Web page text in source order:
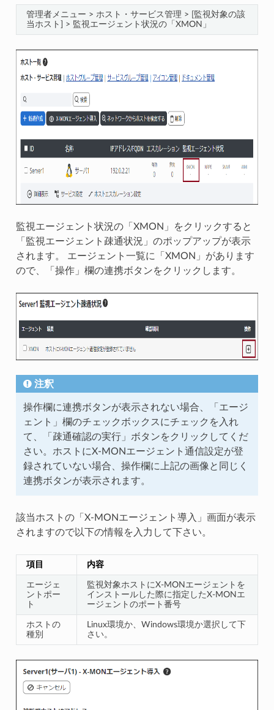
管理者メニュー > ホスト・サービス管理 > [監視対象の該
当ホスト] > 監視エージェント状況の「XMON」
監視エージェント状況の「XMON」をクリックすると
「監視エージェント疎通状況」のポップアップが表示
されます。 エージェント一覧に「XMON」があります
ので、「操作」欄の連携ボタンをクリックします。
注釈
操作欄に連携ボタンが表示されない場合、「エージ
ェント」欄のチェックボックスにチェックを入れ
て、「疎通確認の実行」ボタンをクリックしてくだ
さい。ホストにX-MONエージェント通信設定が登
録されていない場合、操作欄に上記の画像と同じく
連携ボタンが表示されます。
該当ホストの「X-MONエージェント導入」画面が表示
されますので以下の情報を入力して下さい。
項目 内容
エージェ
ントポー
ト
監視対象ホストにX-MONエージェントを
インストールした際に指定したX-MONエ
ージェントのポート番号
ホストの
種別
Linux環境か、Windows環境か選択して下
さい。